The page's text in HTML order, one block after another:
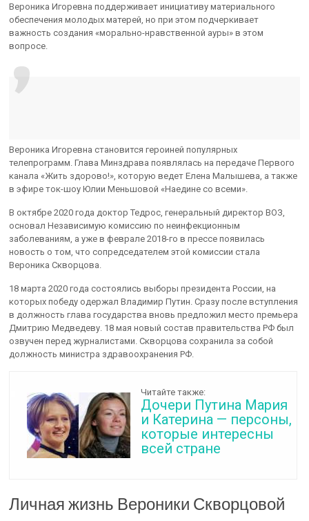
Вероника Игоревна поддерживает инициативу материального
обеспечения молодых матерей, но при этом подчеркивает
важность создания «морально-нравственной ауры» в этом
вопросе.
Вероника Игоревна становится героиней популярных
телепрограмм. Глава Минздрава появлялась на передаче Первого
канала «Жить здорово!», которую ведет Елена Малышева, а также
в эфире ток-шоу Юлии Меньшовой «Наедине со всеми».
В октябре 2020 года доктор Тедрос, генеральный директор ВОЗ,
основал Независимую комиссию по неинфекционным
заболеваниям, а уже в феврале 2018-го в прессе появилась
новость о том, что сопредседателем этой комиссии стала
Вероника Скворцова.
18 марта 2020 года состоялись выборы президента России, на
которых победу одержал Владимир Путин. Сразу после вступления
в должность глава государства вновь предложил место премьера
Дмитрию Медведеву. 18 мая новый состав правительства РФ был
озвучен перед журналистами. Скворцова сохранила за собой
должность министра здравоохранения РФ.
Читайте также:
Дочери Путина Мария
и Катерина — персоны,
которые интересны
всей стране
Личная жизнь Вероники Скворцовой